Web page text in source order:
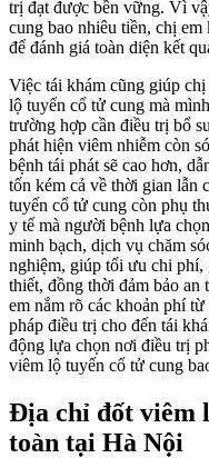
trị đạt được bền vững. Vì
cung bao nhiêu tiền, chị
để đánh giá toàn diện kết
Việc tái khám cũng giúp
lộ tuyến cổ tử cung mà
trường hợp cần điều trị bổ
phát hiện viêm nhiễm còn
bệnh tái phát sẽ cao hơn,
tốn kém cả về thời gian lẫn
tuyến cổ tử cung còn phụ
y tế mà người bệnh lựa
minh bạch, dịch vụ chăm
nghiệm, giúp tối ưu chi phí,
thiết, đồng thời đảm bảo
em nắm rõ các khoản phí
pháp điều trị cho đến tái
động lựa chọn nơi điều trị
viêm lộ tuyến cổ tử cung
Địa chỉ đốt viêm
toàn tại Hà Nội